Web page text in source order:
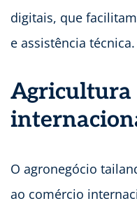
digitais, que
e assistência técnica.
Agricultura
O agronegócio
ao comércio